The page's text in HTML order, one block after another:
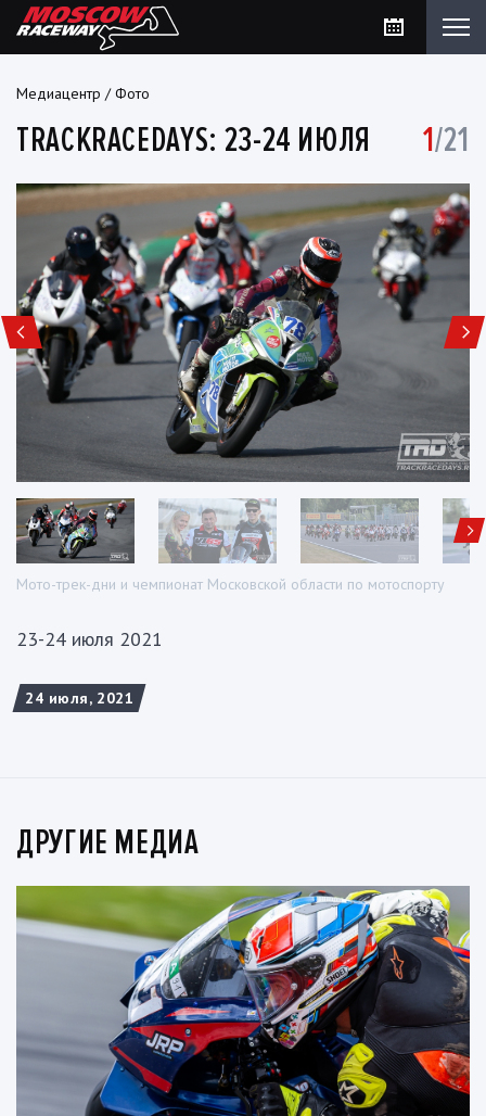
Медиацентр /Фото
TRACKRACEDAYS: 23-24 ИЮЛЯ 1/21
Мото-трек-дни и чемпионат Московской области по мотоспорту
23-24 июля 2021
24 июля, 2021
ДРУГИЕ МЕДИА